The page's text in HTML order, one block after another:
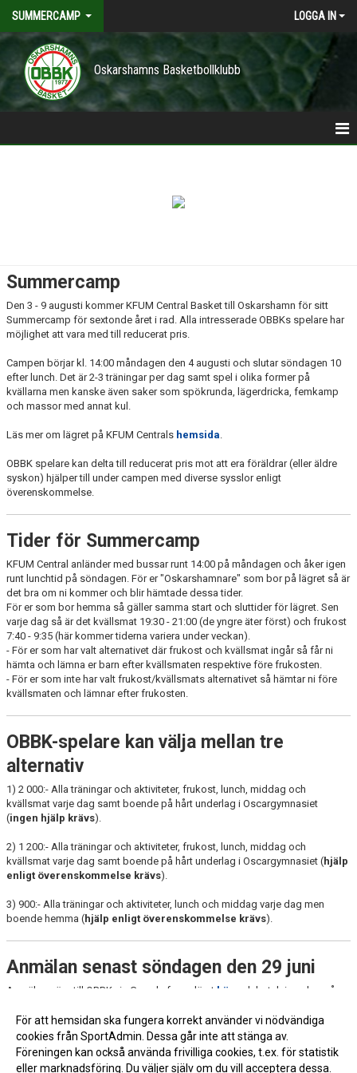
SUMMERCAMP LOGGA IN
Oskarshamns Basketbollklubb
Summercamp
Den 3 - 9 augusti kommer KFUM Central Basket till Oskarshamn för sitt
Summercamp för sextonde året i rad. Alla intresserade OBBKs spelare har
möjlighet att vara med till reducerat pris.
Campen börjar kl. 14:00 måndagen den 4 augusti och slutar söndagen 10
efter lunch. Det är 2-3 träningar per dag samt spel i olika former på
kvällarna men kanske även saker som spökrunda, lägerdricka, femkamp
och massor med annat kul.
Läs mer om lägret på KFUM Centrals hemsida.
OBBK spelare kan delta till reducerat pris mot att era föräldrar (eller äldre
syskon) hjälper till under campen med diverse sysslor enligt
överenskommelse.
Tider för Summercamp
KFUM Central anländer med bussar runt 14:00 på måndagen och åker igen
runt lunchtid på söndagen. För er "Oskarshamnare" som bor på lägret så är
det bra om ni kommer och blir hämtade dessa tider.
För er som bor hemma så gäller samma start och sluttider för lägret. Sen
varje dag så är det kvällsmat 19:30 - 21:00 (de yngre äter först) och frukost
7:40 - 9:35 (här kommer tiderna variera under veckan).
- För er som har valt alternativet där frukost och kvällsmat ingår så får ni
hämta och lämna er barn efter kvällsmaten respektive före frukosten.
- För er som inte har valt frukost/kvällsmats alternativet så hämtar ni före
kvällsmaten och lämnar efter frukosten.
OBBK-spelare kan välja mellan tre
alternativ
1) 2 000:- Alla träningar och aktiviteter, frukost, lunch, middag och
kvällsmat varje dag samt boende på hårt underlag i Oscargymnasiet
(ingen hjälp krävs).
2) 1 200:- Alla träningar och aktiviteter, frukost, lunch, middag och
kvällsmat varje dag samt boende på hårt underlag i Oscargymnasiet (hjälp
enligt överenskommelse krävs).
3) 900:- Alla träningar och aktiviteter, lunch och middag varje dag men
boende hemma (hjälp enligt överenskommelse krävs).
Anmälan senast söndagen den 29 juni
Anmälan görs till OBBK via Google formuläret här
och betalning sker på
För att hemsidan ska fungera korrekt använder vi nödvändiga
cookies från SportAdmin. Dessa går inte att stänga av.
Föreningen kan också använda frivilliga cookies, t.ex. för statistik
eller marknadsföring. Du väljer själv om du vill acceptera dessa.